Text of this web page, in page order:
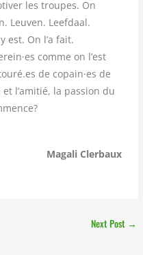
les troupes. On
Leuven. Leefdaal.
est. On l’a fait.
comme on l’est
de copain·es de
l’amitié, la passion du
Magali Clerbaux
Next Post →